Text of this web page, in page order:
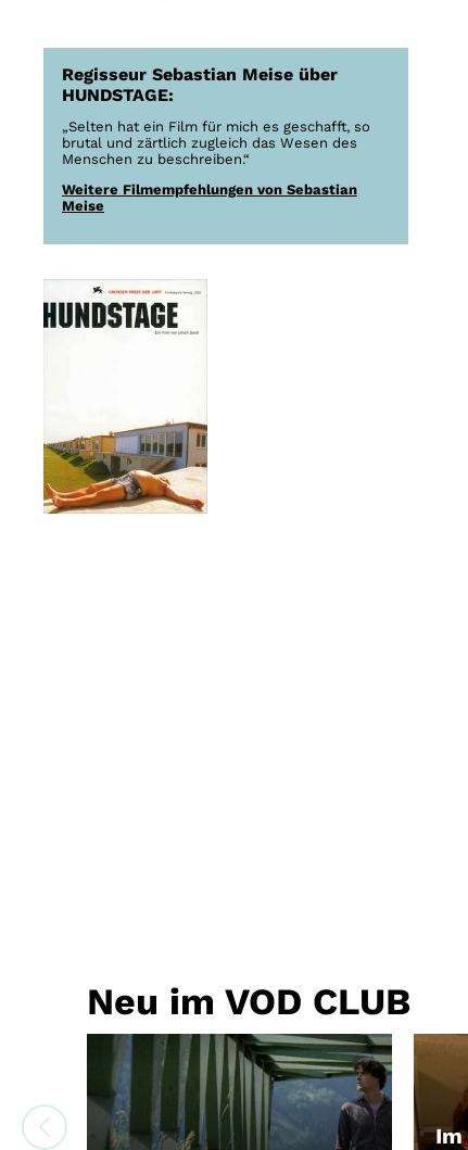
Regisseur Sebastian Meise über
HUNDSTAGE:
„Selten hat ein Film für mich es geschafft, so
brutal und zärtlich zugleich das Wesen des
Menschen zu beschreiben.“
Weitere Filmempfehlungen von Sebastian
Meise
Neu im VOD CLUB
Im